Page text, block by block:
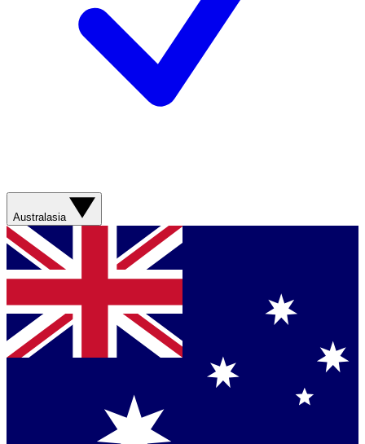
Australasia